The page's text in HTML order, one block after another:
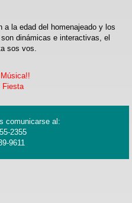
a la edad del homenajeado y los
dinámicas e interactivas, el
sos vos.
Fiesta
comunicarse al:
2355
9611